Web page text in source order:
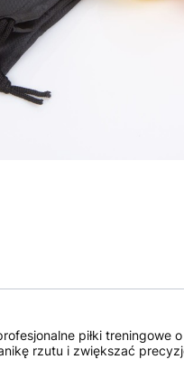
piłki treningowe
rzutu i zwiększać